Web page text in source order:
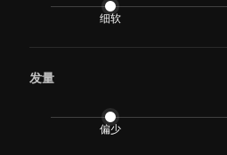
细软
发量
偏少